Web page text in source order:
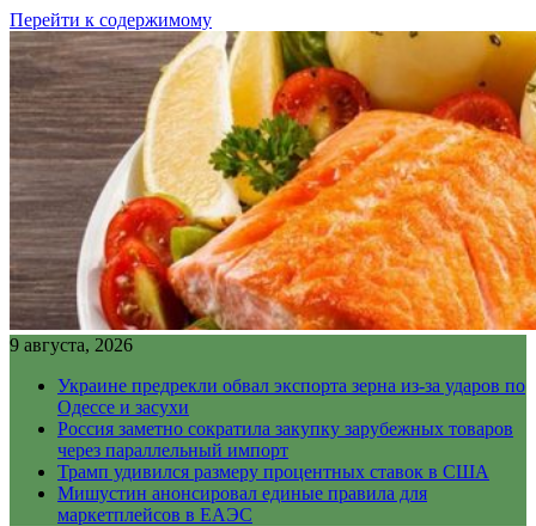
Перейти к содержимому
9 августа, 2026
Украине предрекли обвал экспорта зерна из-за ударов по
Одессе и засухи
Россия заметно сократила закупку зарубежных товаров
через параллельный импорт
Трамп удивился размеру процентных ставок в США
Мишустин анонсировал единые правила для
маркетплейсов в ЕАЭС